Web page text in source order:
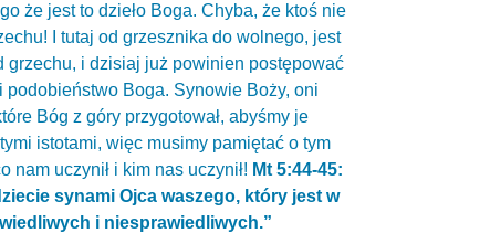
że jest to dzieło Boga. Chyba, że ktoś nie
I tutaj od grzesznika do wolnego, jest
grzechu, i dzisiaj już powinien postępować
Boga. Synowie Boży, oni
Bóg z góry przygotował, abyśmy je
istotami, więc musimy pamiętać o tym
uczynił i kim nas uczynił! Mt 5:44-45:
synami Ojca waszego, który jest w
i niesprawiedliwych.”